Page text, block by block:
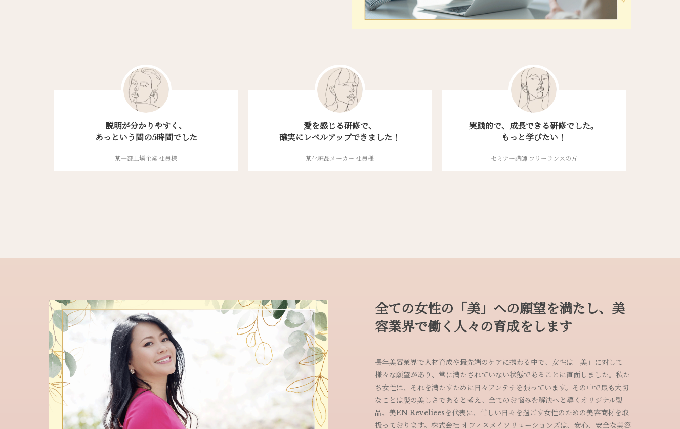
説明が分かりやすく、
あっという間の5時間でした
某一部上場企業 社員様
愛を感じる研修で、
確実にレベルアップできました！
某化粧品メーカー 社員様
実践的で、成長できる研修でした。
もっと学びたい！
セミナー講師 フリーランスの方
全ての女性の「美」への願望を満たし、美
容業界で働く人々の育成をします
長年美容業界で人材育成や最先端のケアに携わる中で、女性は「美」に対して
様々な願望があり、常に満たされていない状態であることに直面しました。私た
ち女性は、それを満たすために日々アンテナを張っています。その中で最も大切
なことは髪の美しさであると考え、全てのお悩みを解決へと導くオリジナル製
品、美EN Revelieesを代表に、忙しい日々を過ごす女性のための美容商材を取
扱っております。株式会社 オフィスメイソリューションズは、安心、安全な美容